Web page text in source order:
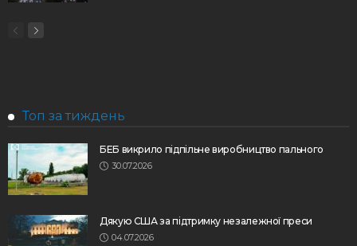
Топ за тиждень
БЕБ викрило підпільне виробництво пального
30.07.2026
Дякую США за підтримку незалежної преси
04.07.2026